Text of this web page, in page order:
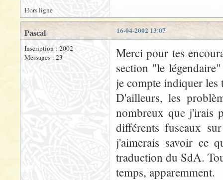
Hors ligne
16-04-2002 13:07
Pascal
Inscription : 2002
Messages : 23
Merci pour tes
section "le
je compte indiquer
D'ailleurs, les
nombreux que j'irais
différents fuseaux
j'aimerais savoir ce
traduction du SdA.
temps, apparemment.